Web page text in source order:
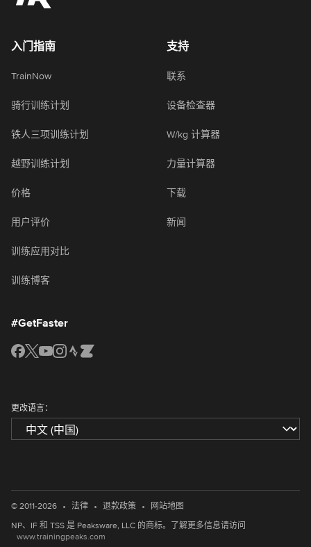
入门指南
TrainNow
骑行训练计划
铁人三项训练计划
越野训练计划
价格
用户评价
训练应用对比
训练博客
支持
联系
设备检查器
W/kg 计算器
力量计算器
下载
新闻
#GetFaster
更改语言：
© 2011-2026 • 法律 • 退款政策 •
网站地图
NP、IF 和 TSS 是 Peaksware, LLC 的商标。了解更多信息请访问
www.trainingpeaks.com